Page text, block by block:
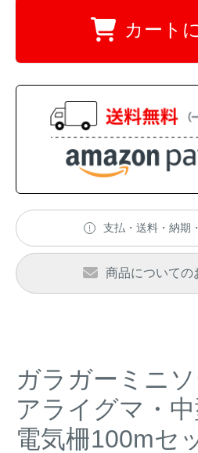
カート
支払・送料・納期
商品についての
ガラガーミニ
アライグマ・
電気柵100mセ
タヌキ対策
アナグマ対策
閉じる